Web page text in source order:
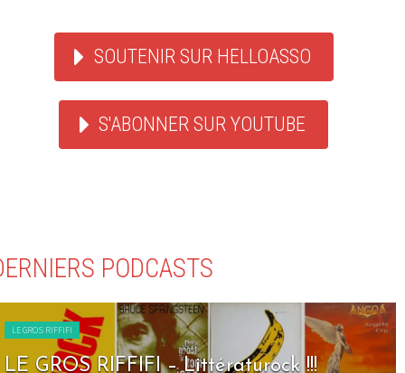
SOUTENIR SUR HELLOASSO
S'ABONNER SUR YOUTUBE
PODCASTS
LE GROS RIFFIFI
LE GROS RIFFIFI – Seven Days To Rock !!!